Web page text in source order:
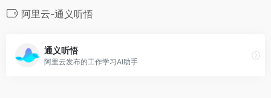
阿里云-通义听悟
通义听悟
阿里云发布的工作学习AI助手